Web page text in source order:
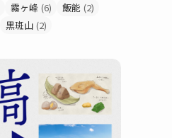
霧ヶ峰 (6) 飯能 (2)
黒斑山 (2)